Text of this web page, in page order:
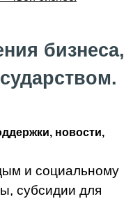
бизнеса,
новости,
и социальному
субсидии для